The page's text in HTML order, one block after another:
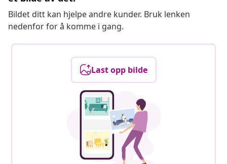
Bildet ditt kan hjelpe andre kunder. Bruk lenken
nedenfor for å komme i gang.
Last opp bilde